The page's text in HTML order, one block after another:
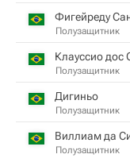
Фигейреду
Полузащитник
Клауссио дос
Полузащитник
Дигиньо
Полузащитник
Виллиам да
Полузащитник